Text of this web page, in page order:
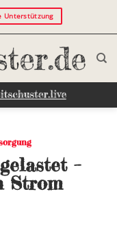
Unterstützung
–
Strom